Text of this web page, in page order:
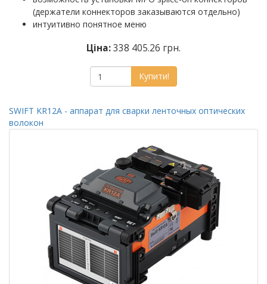
(держатели коннекторов заказываются отдельно)
интуитивно понятное меню
Ціна:338 405.26 грн.
Купити!
SWIFT KR12A - аппарат для сварки ленточных оптических
волокон